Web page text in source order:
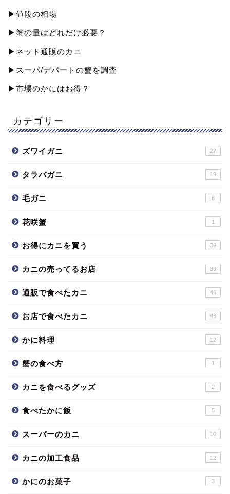
▶︎値段の相場
▶︎蟹の量はどれだけ必要？
▶︎ネット通販のカニ
▶︎スーパ/デパートの蟹を調査
▶︎市場のかにはお得？
カテゴリー
ズワイガニ 27
タラバガニ 19
毛ガニ 6
花咲蟹 1
お得にカニを買う 39
カニの売ってるお店 39
通販で食べたカニ 46
お店で食べたカニ 43
かに料理 12
蟹の食べ方 1
カニを食べるグッズ 2
食べたかに飯 5
スーパーのカニ 10
カニの加工食品 12
かにのお菓子 3